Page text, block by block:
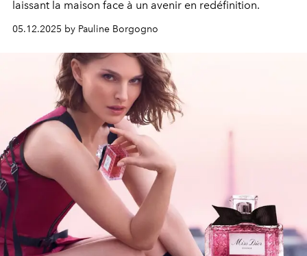
laissant la maison face à un avenir en redéfinition.
05.12.2025 by Pauline Borgogno